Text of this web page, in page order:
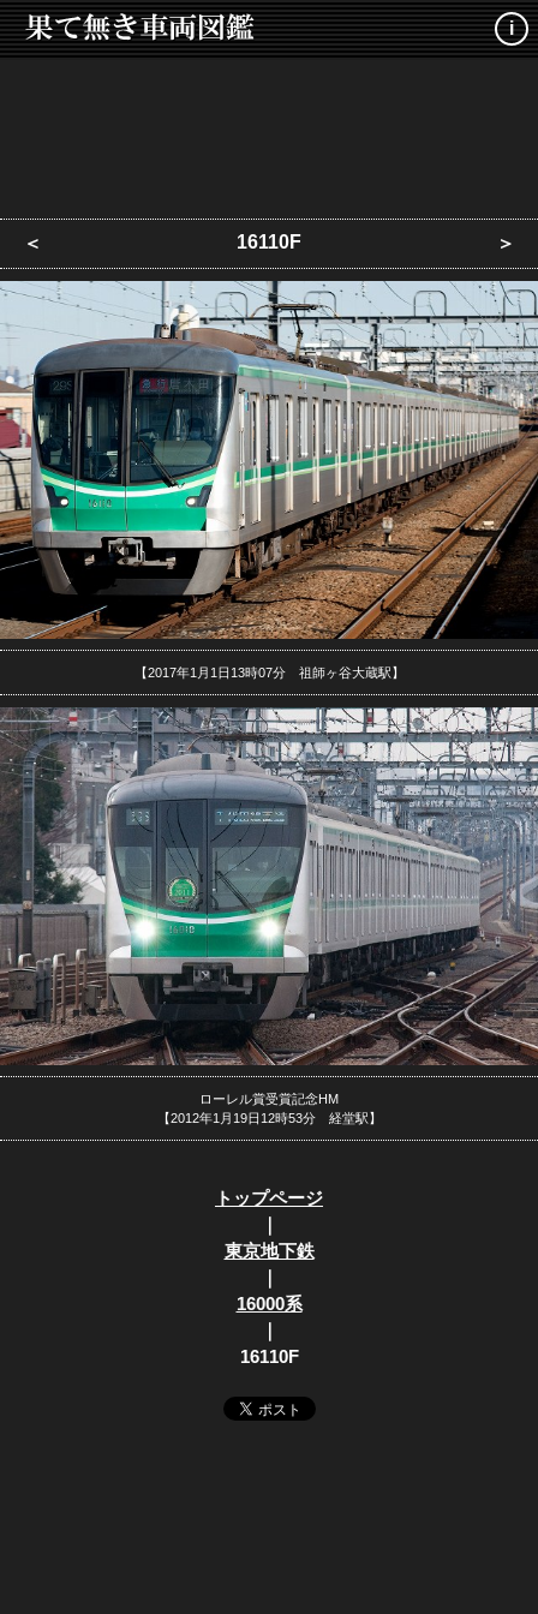
i
＜ 16110F ＞
【2017年1月1日13時07分 祖師ヶ谷大蔵駅】
ローレル賞受賞記念HM
【2012年1月19日12時53分 経堂駅】
トップページ
｜
東京地下鉄
｜
16000系
｜
16110F